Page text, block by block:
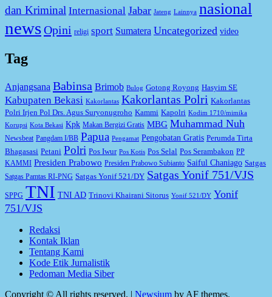
dan Kriminal Internasional Jabar Jateng Lainnya nasional
newsOpini religi sport Sumatera Uncategorized video
Tag
Anjangsana Babinsa Brimob Bulog Gotong Royong Hasyim SE
Kabupaten Bekasi Kakorlantas Kakorlantas Polri Kakorlantas
Polri Irjen Pol Drs. Agus Suryonugroho Kammi Kapolri Kodim 1710/mimika
Korupsi Kota Bekasi Kpk Makan Bergizi Gratis MBG Muhammad Nuh
Newsbeat Pangdam I/BB Papua Pengamat Pengobatan Gratis Perumda Tirta
Bhagasasi Petani Polri Pos Iwur Pos Kotis Pos Selal Pos Serambakon PP
KAMMI Presiden Prabowo Presiden Prabowo Subianto Saiful Chaniago Satgas
Satgas Pamtas RI-PNG Satgas Yonif 521/DY Satgas Yonif 751/VJS
SPPG TNI TNI AD Trinovi Khairani Sitorus Yonif 521/DY Yonif
751/VJS
Redaksi
Kontak Iklan
Tentang Kami
Kode Etik Jurnalistik
Pedoman Media Siber
Copyright © All rights reserved. | Newsium by AF themes.